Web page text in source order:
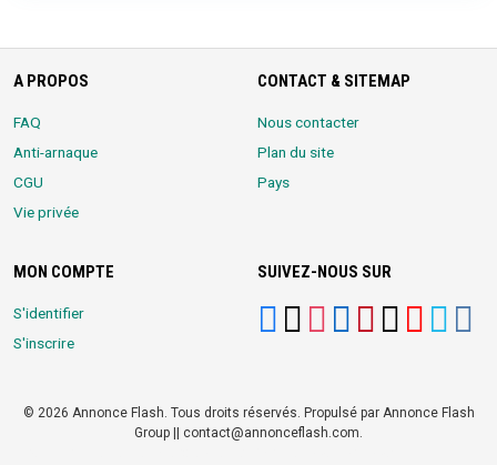
A PROPOS
FAQ
Anti-arnaque
CGU
Vie privée
CONTACT & SITEMAP
Nous contacter
Plan du site
Pays
MON COMPTE
S'identifier
S'inscrire
SUIVEZ-NOUS SUR
© 2026 Annonce Flash. Tous droits réservés. Propulsé par Annonce Flash
Group || contact@annonceflash.com.